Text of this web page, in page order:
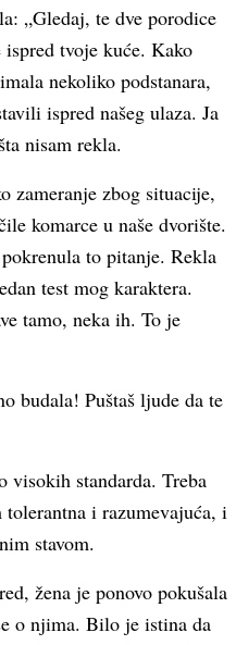
„Gledaj, te dve porodice
ispred tvoje kuće. Kako
nekoliko podstanara,
ispred našeg ulaza. Ja
nisam rekla.
zameranje zbog situacije,
komarce u naše dvorište.
to pitanje. Rekla
test mog karaktera.
tamo, neka ih. To je
budala! Puštaš ljude da te
visokih standarda. Treba
i razumevajuća, i
stavom.
žena je ponovo pokušala
o njima. Bilo je istina da